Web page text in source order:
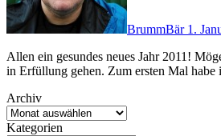
BrummBär 1.
Allen ein gesundes neues Jahr 2011! Mögen alle eure Wünsche, Hoffnungen und Sehsüchte in den nächsten Tagen, Wochen und Monaten
in Erfüllung gehen. Zum ersten Mal
Archiv
Kategorien